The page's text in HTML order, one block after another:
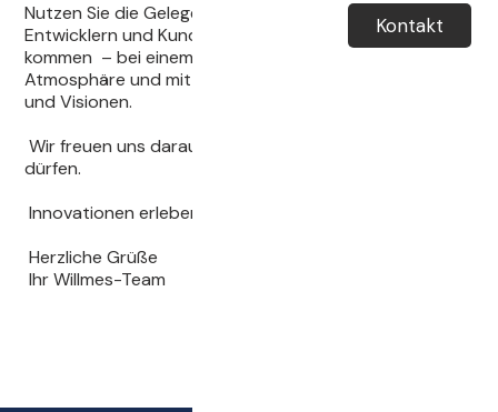
Kontakt
Nutzen Sie die Gelegenheit, mit unseren Technikern,
Entwicklern und Kundenberatern ins Gespräch zu
kommen – bei einem Glas Wein, in entspannter
Atmosphäre und mit viel Raum für Ihre Fragen, Ideen
und Visionen.
Wir freuen uns darauf, Sie persönlich begrüßen zu
dürfen.
Innovationen erleben. Gemeinsam weiterdenken.
Herzliche Grüße
Ihr Willmes-Team